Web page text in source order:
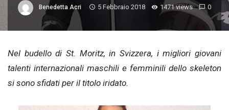
Benedetta Acri 5 Febbraio 2018 1471 views 0
Nel budello di St. Moritz, in Svizzera, i migliori giovani
talenti internazionali maschili e femminili dello skeleton
si sono sfidati per il titolo iridato.